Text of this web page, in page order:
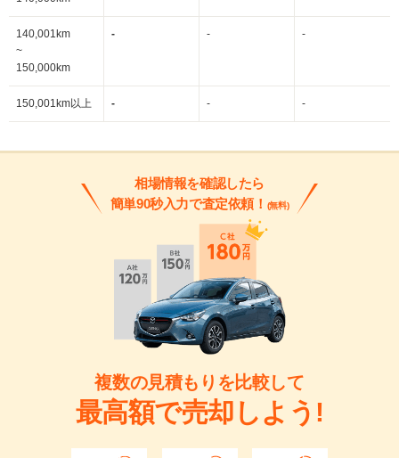
140,001km
~
150,000km
- - -
150,001km以上 - - -
相場情報を確認したら
簡単90秒入力で査定依頼！ (無料)
複数の見積もりを比較して
最高額で売却しよう!